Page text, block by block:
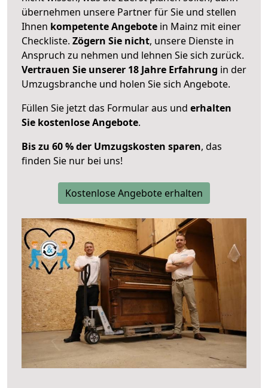
übernehmen unsere Partner für Sie und stellen
Ihnen kompetente Angebote in Mainz mit einer
Checkliste. Zögern Sie nicht, unsere Dienste in
Anspruch zu nehmen und lehnen Sie sich zurück.
Vertrauen Sie unserer 18 Jahre Erfahrung in der
Umzugsbranche und holen Sie sich Angebote.
Füllen Sie jetzt das Formular aus und erhalten
Sie kostenlose Angebote.
Bis zu 60 % der Umzugskosten sparen, das
finden Sie nur bei uns!
Kostenlose Angebote erhalten